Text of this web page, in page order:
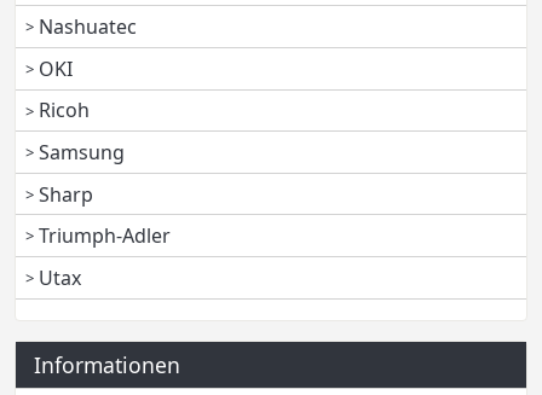
Nashuatec
OKI
Ricoh
Samsung
Sharp
Triumph-Adler
Utax
Informationen